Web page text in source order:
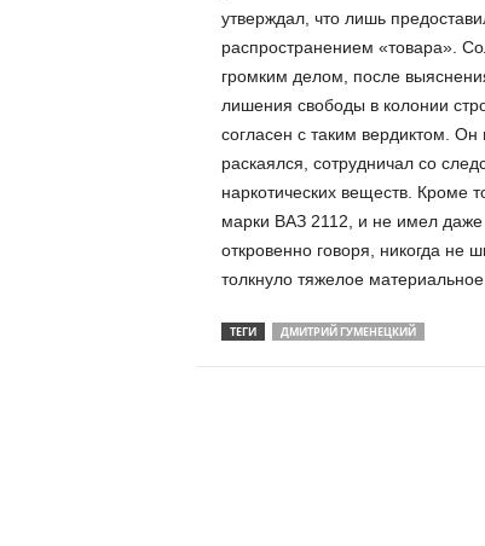
утверждал, что лишь
распространением «товара».
громким делом, после
лишения свободы в колонии
согласен с таким вердиктом. Он
раскаялся, сотрудничал со
наркотических веществ. Кроме
марки ВАЗ 2112, и не имел даже
откровенно говоря, никогда не
толкнуло тяжелое
ТЕГИ ДМИТРИЙ ГУМЕНЕЦКИЙ